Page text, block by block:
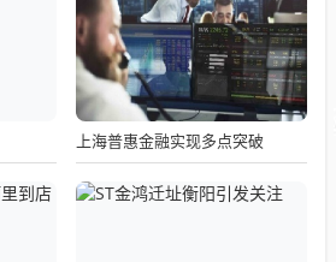
上海普惠金融实现多点突破